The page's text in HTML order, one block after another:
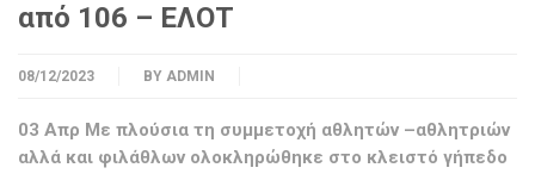
από 106 – ΕΛΟΤ
08/12/2023 BY ADMIN
03 Απρ Με πλούσια τη συμμετοχή αθλητών –αθλητριών
αλλά και φιλάθλων ολοκληρώθηκε στο κλειστό γήπεδο